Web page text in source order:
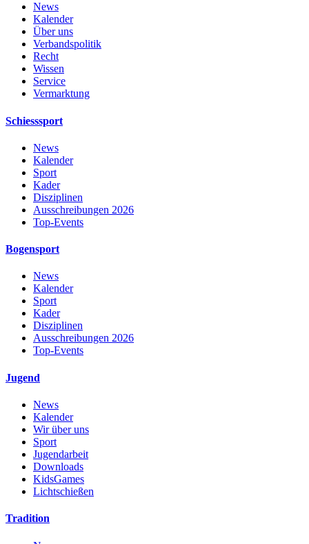
News
Kalender
Über uns
Verbandspolitik
Recht
Wissen
Service
Vermarktung
Schiesssport
News
Kalender
Sport
Kader
Disziplinen
Ausschreibungen 2026
Top-Events
Bogensport
News
Kalender
Sport
Kader
Disziplinen
Ausschreibungen 2026
Top-Events
Jugend
News
Kalender
Wir über uns
Sport
Jugendarbeit
Downloads
KidsGames
Lichtschießen
Tradition